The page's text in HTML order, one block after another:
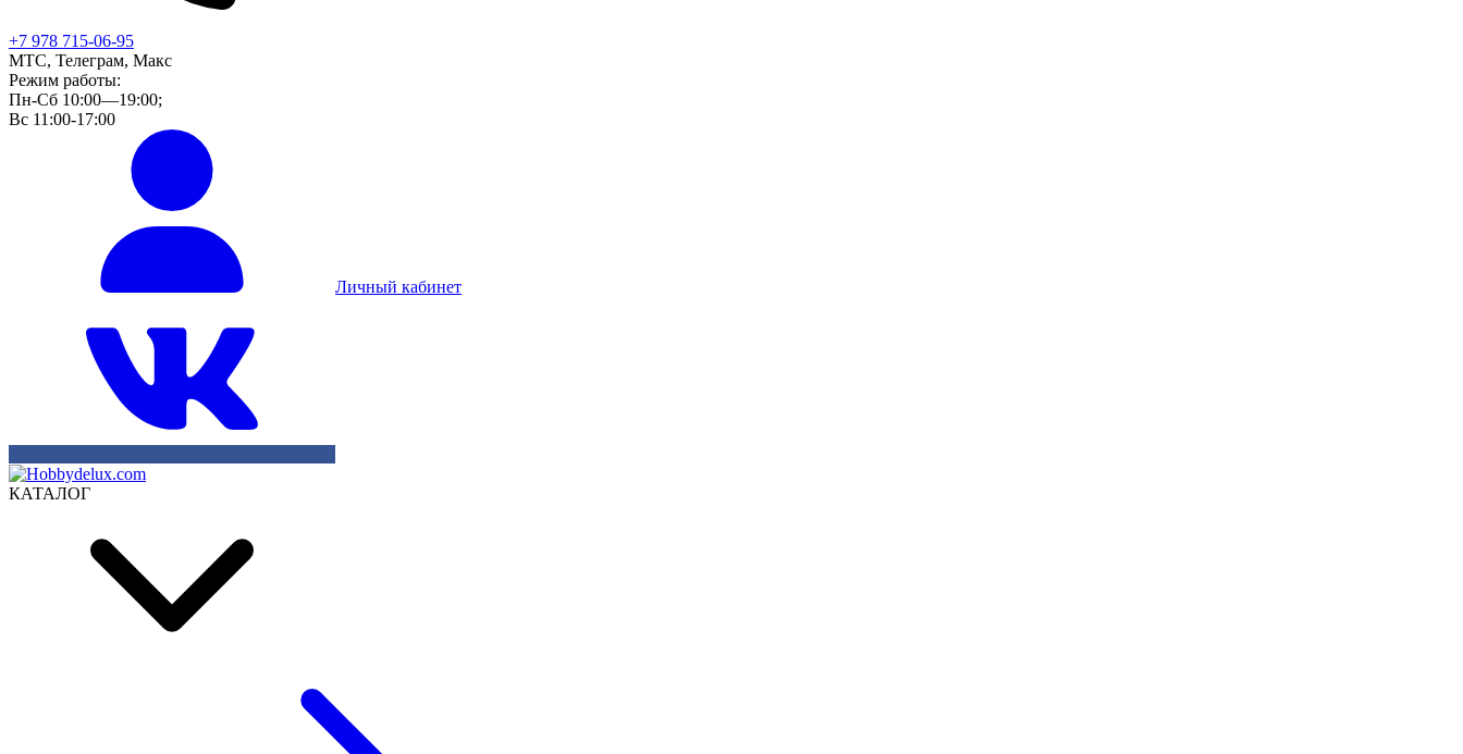
+7 978 715-06-95
МТС, Телеграм, Макс
Режим работы:
Пн-Сб 10:00—19:00;
Вс 11:00-17:00
Личный кабинет
КАТАЛОГ